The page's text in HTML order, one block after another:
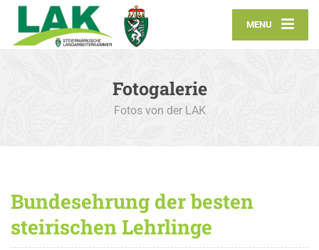
MENU
Fotogalerie
Fotos von der LAK
Bundesehrung der besten
steirischen Lehrlinge